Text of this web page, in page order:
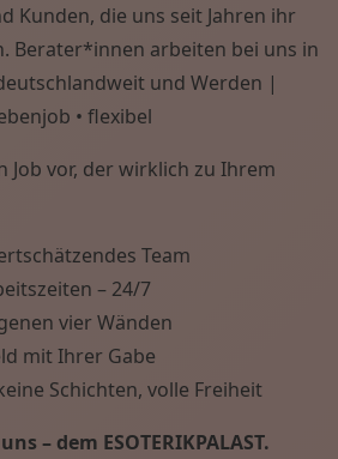
Kunden, die uns seit Jahren ihr
Berater*innen arbeiten bei uns in
und Werden |
• flexibel
Job vor, der wirklich zu Ihrem
Team
– 24/7
vier Wänden
mit Ihrer Gabe
Schichten, volle Freiheit
– dem ESOTERIKPALAST.